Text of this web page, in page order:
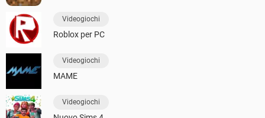
Videogiochi
Roblox per PC
Videogiochi
MAME
Videogiochi